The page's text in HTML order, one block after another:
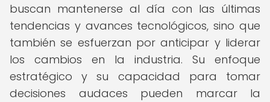
buscan mantenerse al día con las últimas
tendencias y avances tecnológicos, sino que
también se esfuerzan por anticipar y liderar
los cambios en la industria. Su enfoque
estratégico y su capacidad para tomar
decisiones audaces pueden marcar la